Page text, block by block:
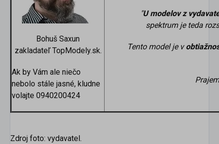
Bohuš Saxun
zakladateľ TopModely.sk.
Ak by Vám ale niečo
nebolo stále jasné, kludne
volajte 0940200424
"U modelov z
spektrum je teda
Tento model je v
Zdroj foto: vydavatel.